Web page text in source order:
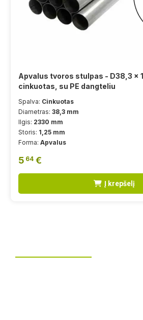
Apvalus tvoros stulpas - D38,3 x
cinkuotas, su PE dangteliu
Spalva: Cinkuotas
Diametras: 38,3 mm
Ilgis: 2330 mm
Storis: 1,25 mm
Forma: Apvalus
5 64 €
Į krepšelį